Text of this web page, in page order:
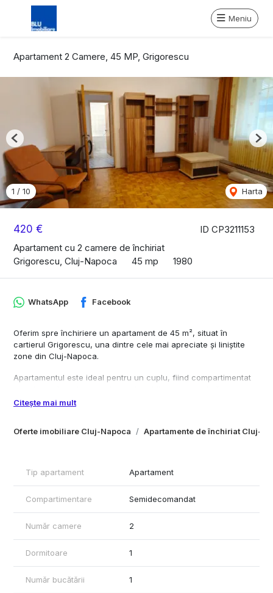
Meniu
Apartament 2 Camere, 45 MP, Grigorescu
ID CP3211153
420 €
Apartament cu 2 camere de închiriat
Grigorescu, Cluj-Napoca
45 mp 1980
1 / 10 Harta
Previous
Oferte imobiliare Cluj-Napoca Apartamente de închiriat Cluj-
WhatsApp Facebook
Oferim spre închiriere un apartament de 45 m², situat în
cartierul Grigorescu, una dintre cele mai apreciate și liniștite
zone din Cluj-Napoca.
Apartamentul este ideal pentru un cuplu, fiind compartimentat
închiriază mobilat și utilat, fiind pregătit pentru mutare imediată.
comun, magazine, farmacii, spații verzi și alte puncte de
- Suprafață utilă: 45 m²
- Cartier liniștit și sigur
- Ideal pentru cuplu
- Acces rapid către centrul orașului și universități
Pentru mai multe informații sau pentru programarea unei
vizionări, vă rog să mă contactați.
Citește mai mult
Tip apartament Apartament
Compartimentare Semidecomandat
Număr camere 2
Dormitoare 1
Număr bucătării 1